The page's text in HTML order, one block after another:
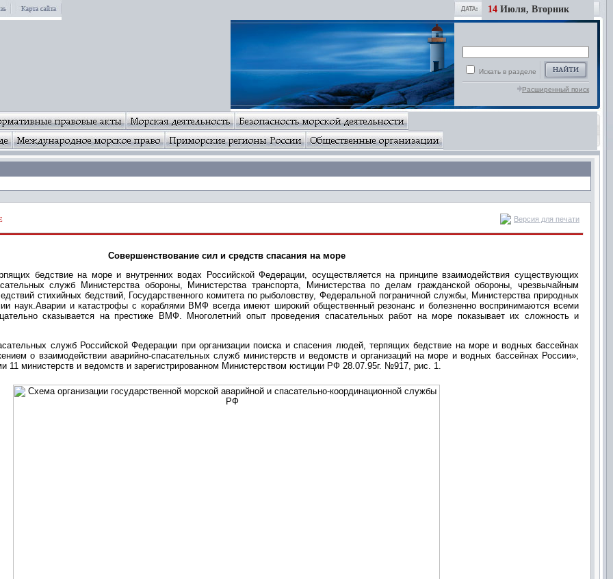
14 Июля, Вторник
Искать в разделе
Расширенный поиск
Версия для печати
Совершенствование сил и средств спасания на море
бедствие на море и внутренних водах Российской Федерации, осуществляется на принципе взаимодействия существующих
служб Министерства обороны, Министерства транспорта, Министерства по делам гражданской обороны, чрезвычайным
стихийных бедствий, Государственного комитета по рыболовству, Федеральной пограничной службы, Министерства природных
наук.Аварии и катастрофы с кораблями ВМФ всегда имеют широкий общественный резонанс и болезненно воспринимаются всеми
сказывается на престиже ВМФ. Многолетний опыт проведения спасательных работ на море показывает их сложность и
служб Российской Федерации при организации поиска и спасения людей, терпящих бедствие на море и водных бассейнах
о взаимодействии аварийно-спасательных служб министерств и ведомств и организаций на море и водных бассейнах России»,
11 министерств и ведомств и зарегистрированном Министерством юстиции РФ 28.07.95г. №917, рис. 1.